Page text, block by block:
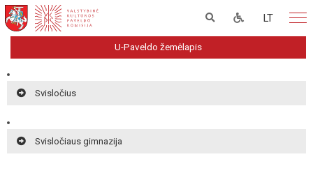
LT
U-Paveldo žemėlapis
Svisločius
Svisločiaus gimnazija